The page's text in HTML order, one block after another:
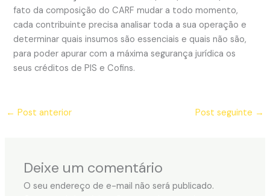
fato da composição do CARF mudar a todo momento,
cada contribuinte precisa analisar toda a sua operação e
determinar quais insumos são essenciais e quais não são,
para poder apurar com a máxima segurança jurídica os
seus créditos de PIS e Cofins.
← Post anterior Post seguinte →
Deixe um comentário
O seu endereço de e-mail não será publicado.